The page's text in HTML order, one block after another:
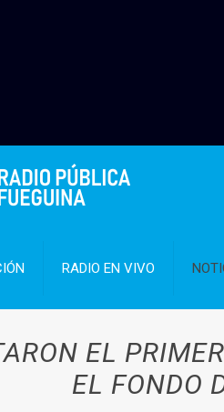
RADIO EN VIVO
EL
EL FONDO